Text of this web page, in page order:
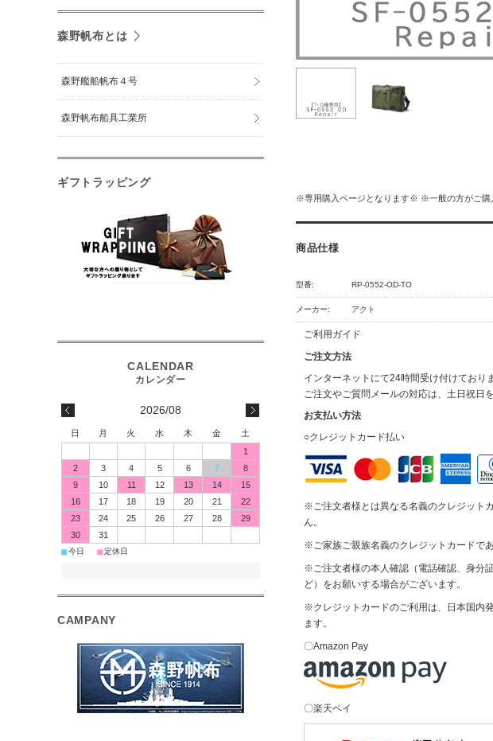
※専用購入ページとなります※ ※一般の方がご
商品仕様
型番: RP-0552-OD-TO
メーカー: アクト
ご利用ガイド
ご注文方法
インターネットにて24時間受け付けており
ご注文やご質問メールの対応は、土日祝日
お支払い方法
○クレジットカード払い
※ご注文者様とは異なる名義のクレジット
ん。
※ご家族ご親族名義のクレジットカードで
※ご注文者様の本人確認（電話確認、身分
ど）をお願いする場合がございます。
※クレジットカードのご利用は、日本国内
ます。
〇Amazon Pay
〇楽天ペイ
森野帆布とは
森野艦船帆布４号
森野帆布船具工業所
ギフトラッピング
2026/08
日 月 火 水 木 金
土
1
2
3 4 5 6 7
8
9
10 11 12 13 14
15
16
17 18 19 20 21
22
23
24 25 26 27 28
29
30
31
■今日 ■定休日
CAMPANY